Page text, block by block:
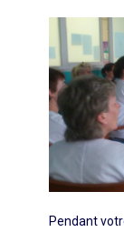
Pendant